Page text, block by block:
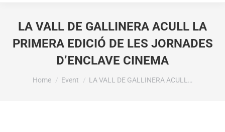
LA VALL DE GALLINERA ACULL LA
PRIMERA EDICIÓ DE LES JORNADES
D’ENCLAVE CINEMA
You are here:
Home Event LA VALL DE GALLINERA ACULL…